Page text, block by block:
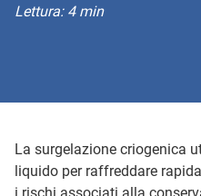
Lettura: 4 min
La surgelazione criogenica
liquido per raffreddare